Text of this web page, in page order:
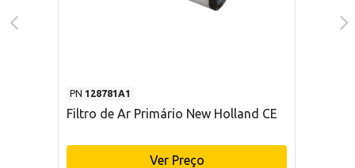
PN 128781A1
Filtro de Ar Primário New Holland CE
Ver Preço